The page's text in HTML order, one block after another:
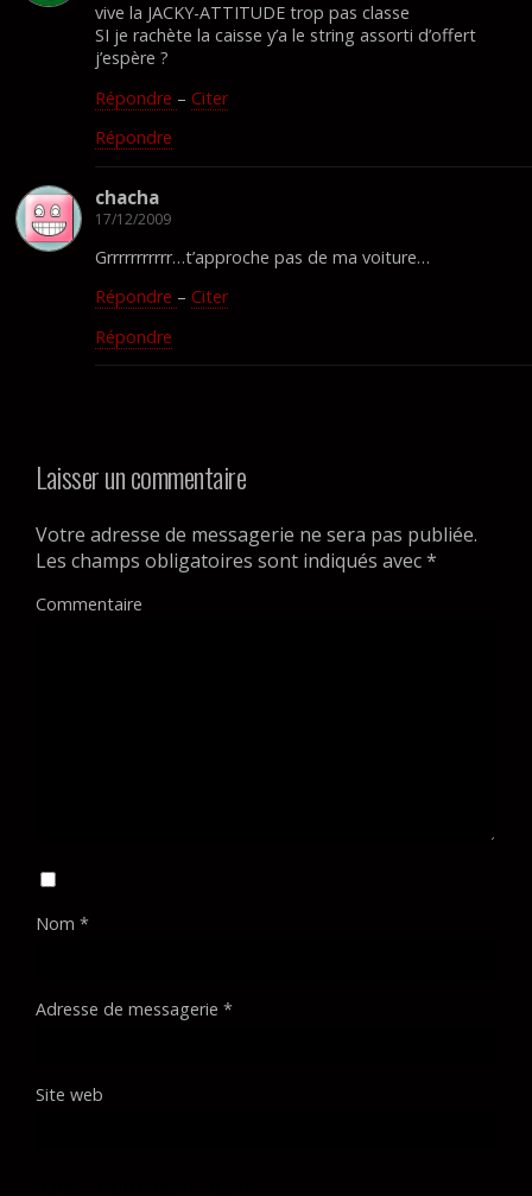
vive la JACKY-ATTITUDE trop pas classe
SI je rachète la caisse y’a le string assorti d’offert
j’espère ?
Répondre – Citer
Répondre
chacha
17/12/2009
Grrrrrrrrrrr…t’approche pas de ma voiture…
Répondre – Citer
Répondre
Laisser un commentaire
Votre adresse de messagerie ne sera pas publiée.
Les champs obligatoires sont indiqués avec*
Commentaire
Nom *
Adresse de messagerie *
Site web